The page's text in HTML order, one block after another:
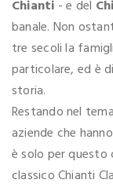
Chianti - e del
banale. Non
tre secoli la
particolare, ed è
storia.
Restando nel
aziende che
è solo per questo
classico Chianti